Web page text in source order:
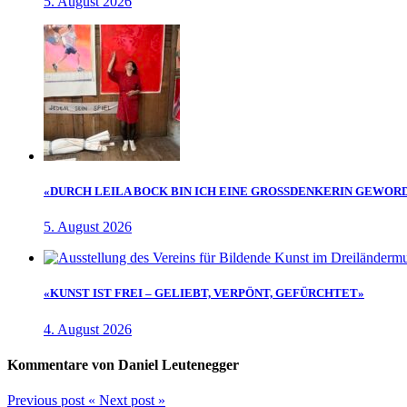
«DURCH LEILA BOCK BIN ICH EINE GROSSDENKERIN
5. August 2026
«KUNST IST FREI – GELIEBT, VERPÖNT, GEFÜRCHTET»
4. August 2026
Kommentare von Daniel Leutenegger
Previous post « Next post »